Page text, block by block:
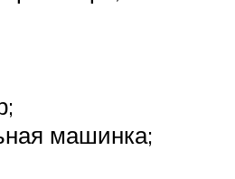
машинка;